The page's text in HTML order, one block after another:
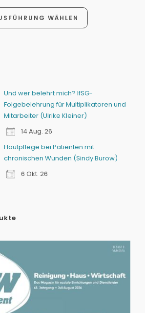
WÄHLEN
Und wer belehrt mich? IfSG-
Folgebelehrung für Multiplikatoren und
Mitarbeiter (Ulrike Kleiner)
14 Aug. 26
Hautpflege bei Patienten mit
chronischen Wunden (Sindy Burow)
6 Okt. 26